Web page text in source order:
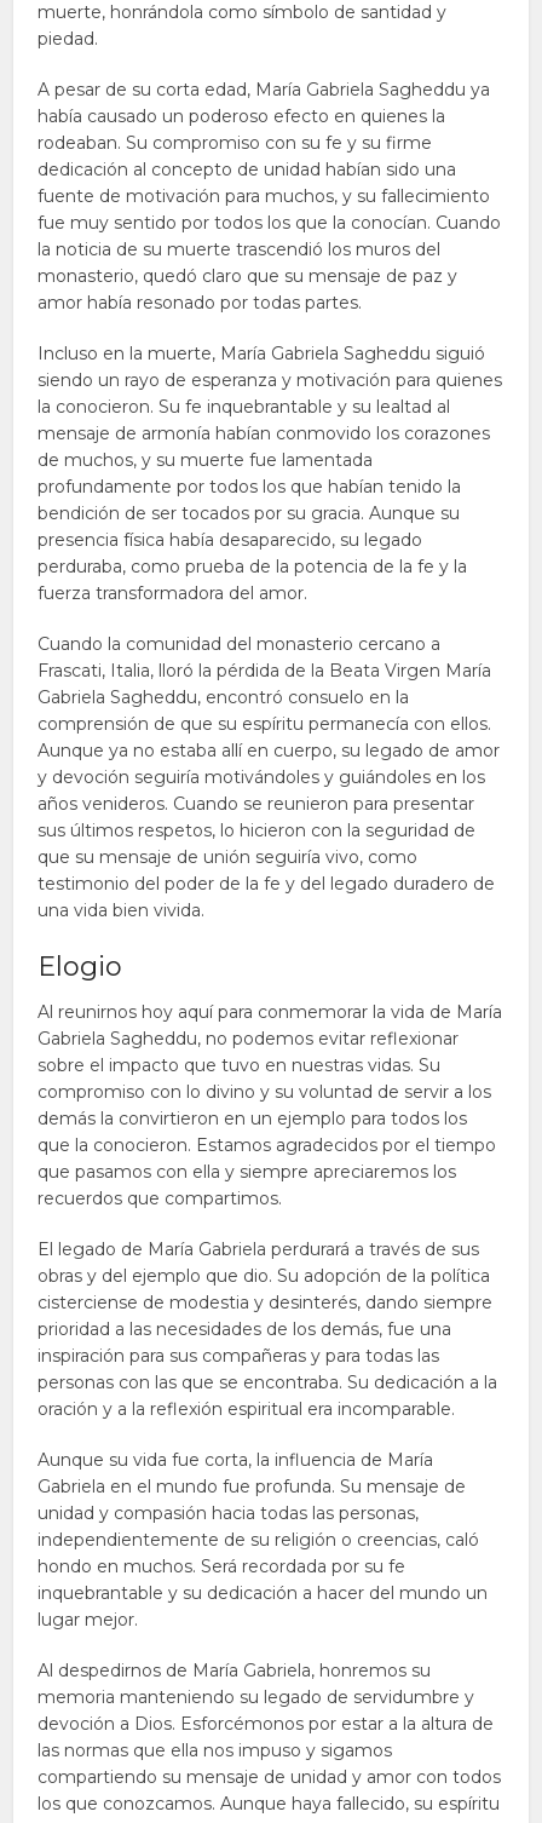
muerte, honrándola como símbolo de santidad y
piedad.
A pesar de su corta edad, María Gabriela Sagheddu ya
había causado un poderoso efecto en quienes la
rodeaban. Su compromiso con su fe y su firme
dedicación al concepto de unidad habían sido una
fuente de motivación para muchos, y su fallecimiento
fue muy sentido por todos los que la conocían. Cuando
la noticia de su muerte trascendió los muros del
monasterio, quedó claro que su mensaje de paz y
amor había resonado por todas partes.
Incluso en la muerte, María Gabriela Sagheddu siguió
siendo un rayo de esperanza y motivación para quienes
la conocieron. Su fe inquebrantable y su lealtad al
mensaje de armonía habían conmovido los corazones
de muchos, y su muerte fue lamentada
profundamente por todos los que habían tenido la
bendición de ser tocados por su gracia. Aunque su
presencia física había desaparecido, su legado
perduraba, como prueba de la potencia de la fe y la
fuerza transformadora del amor.
Cuando la comunidad del monasterio cercano a
Frascati, Italia, lloró la pérdida de la Beata Virgen María
Gabriela Sagheddu, encontró consuelo en la
comprensión de que su espíritu permanecía con ellos.
Aunque ya no estaba allí en cuerpo, su legado de amor
y devoción seguiría motivándoles y guiándoles en los
años venideros. Cuando se reunieron para presentar
sus últimos respetos, lo hicieron con la seguridad de
que su mensaje de unión seguiría vivo, como
testimonio del poder de la fe y del legado duradero de
una vida bien vivida.
Elogio
Al reunirnos hoy aquí para conmemorar la vida de María
Gabriela Sagheddu, no podemos evitar reflexionar
sobre el impacto que tuvo en nuestras vidas. Su
compromiso con lo divino y su voluntad de servir a los
demás la convirtieron en un ejemplo para todos los
que la conocieron. Estamos agradecidos por el tiempo
que pasamos con ella y siempre apreciaremos los
recuerdos que compartimos.
El legado de María Gabriela perdurará a través de sus
obras y del ejemplo que dio. Su adopción de la política
cisterciense de modestia y desinterés, dando siempre
prioridad a las necesidades de los demás, fue una
inspiración para sus compañeras y para todas las
personas con las que se encontraba. Su dedicación a la
oración y a la reflexión espiritual era incomparable.
Aunque su vida fue corta, la influencia de María
Gabriela en el mundo fue profunda. Su mensaje de
unidad y compasión hacia todas las personas,
independientemente de su religión o creencias, caló
hondo en muchos. Será recordada por su fe
inquebrantable y su dedicación a hacer del mundo un
lugar mejor.
Al despedirnos de María Gabriela, honremos su
memoria manteniendo su legado de servidumbre y
devoción a Dios. Esforcémonos por estar a la altura de
las normas que ella nos impuso y sigamos
compartiendo su mensaje de unidad y amor con todos
los que conozcamos. Aunque haya fallecido, su espíritu